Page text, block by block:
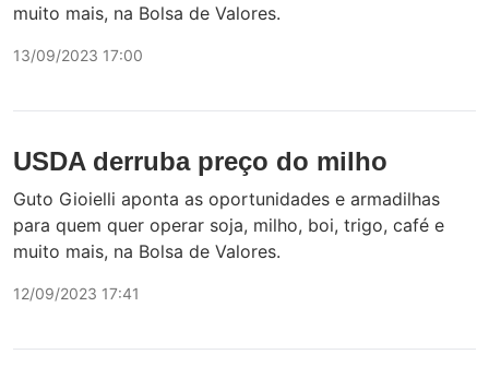
muito mais, na Bolsa de Valores.
13/09/2023 17:00
USDA derruba preço do milho
Guto Gioielli aponta as oportunidades e armadilhas
para quem quer operar soja, milho, boi, trigo, café e
muito mais, na Bolsa de Valores.
12/09/2023 17:41